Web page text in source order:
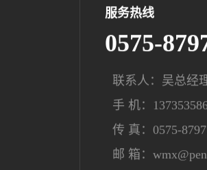
服务热线
0575-
联系人：吴总经
手 机：
传 真：0575-
邮 箱：